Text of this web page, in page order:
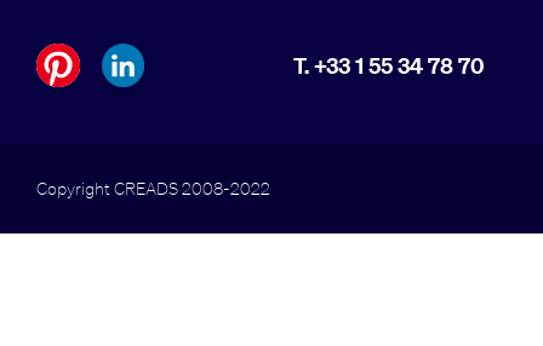
T. +33 1 55 34 78 70
Copyright CREADS 2008-2022